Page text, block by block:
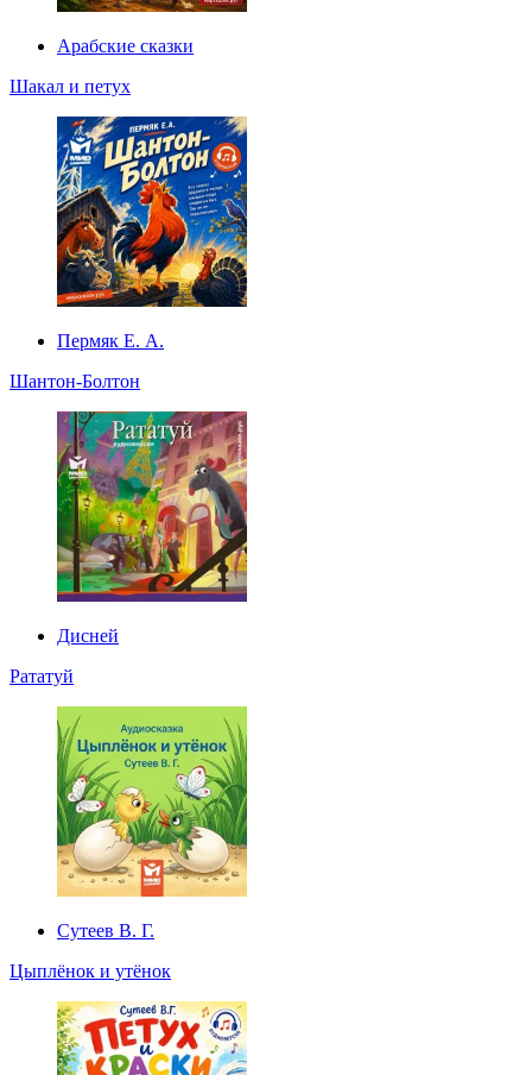
Арабские сказки
Шакал и петух
Пермяк Е. А.
Шантон-Болтон
Дисней
Рататуй
Сутеев В. Г.
Цыплёнок и утёнок